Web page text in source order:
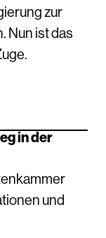
zur
Nun ist das
in der
und